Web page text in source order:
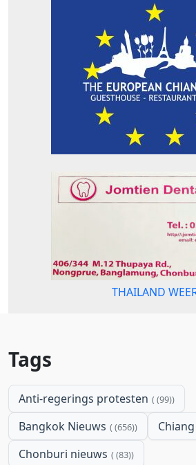
THAILAND
Tags
Anti-regerings protesten (99)
Bangkok Nieuws (656)
Chonburi nieuws (83)